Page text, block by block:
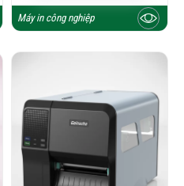
Máy in công nghiệp